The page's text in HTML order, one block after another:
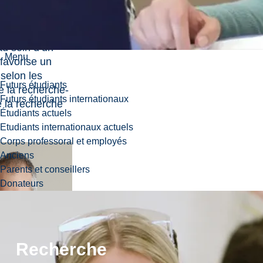
Menu
Futurs étudiants
Futurs étudiants internationaux
Étudiants actuels
Etudiants internationaux actuels
Corps professoral et employés
Anciens
Parents et conseillers
Donateurs
Recherche
sein d’un
un
les
la recherche-
la recherche